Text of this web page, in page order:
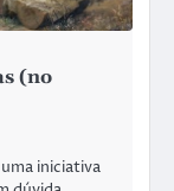
(no
iniciativa